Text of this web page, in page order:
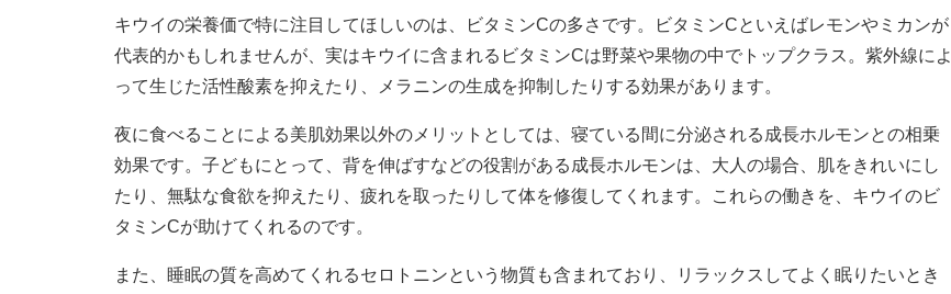
キウイの栄養価で特に注目してほしいのは、ビタミンCの多さです。ビタミンCといえばレモンやミカンが
代表的かもしれませんが、実はキウイに含まれるビタミンCは野菜や果物の中でトップクラス。紫外線によ
って生じた活性酸素を抑えたり、メラニンの生成を抑制したりする効果があります。
夜に食べることによる美肌効果以外のメリットとしては、寝ている間に分泌される成長ホルモンとの相乗
効果です。子どもにとって、背を伸ばすなどの役割がある成長ホルモンは、大人の場合、肌をきれいにし
たり、無駄な食欲を抑えたり、疲れを取ったりして体を修復してくれます。これらの働きを、キウイのビ
タミンCが助けてくれるのです。
また、睡眠の質を高めてくれるセロトニンという物質も含まれており、リラックスしてよく眠りたいとき